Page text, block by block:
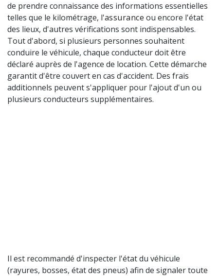
de prendre connaissance des informations essentielles
telles que le kilométrage, l'assurance ou encore l'état
des lieux, d'autres vérifications sont indispensables.
Tout d'abord, si plusieurs personnes souhaitent
conduire le véhicule, chaque conducteur doit être
déclaré auprès de l'agence de location. Cette démarche
garantit d'être couvert en cas d'accident. Des frais
additionnels peuvent s'appliquer pour l'ajout d'un ou
plusieurs conducteurs supplémentaires.
Il est recommandé d'inspecter l'état du véhicule
(rayures, bosses, état des pneus) afin de signaler toute